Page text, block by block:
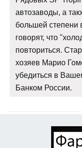
автозаводы, а
большей степени
говорят, что
повториться.
хозяев Марио
убедиться в
Банком России.